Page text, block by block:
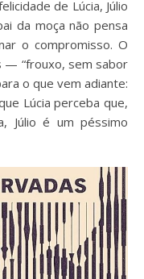
de Lúcia, Júlio
da moça não pensa
o compromisso. O
— “frouxo, sem sabor
o que vem adiante:
Lúcia perceba que,
Júlio é um péssimo